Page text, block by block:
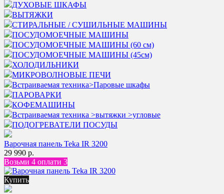
ДУХОВЫЕ ШКАФЫ
ВЫТЯЖКИ
СТИРАЛЬНЫЕ / СУШИЛЬНЫЕ МАШИНЫ
ПОСУДОМОЕЧНЫЕ МАШИНЫ
ПОСУДОМОЕЧНЫЕ МАШИНЫ (60 см)
ПОСУДОМОЕЧНЫЕ МАШИНЫ (45см)
ХОЛОДИЛЬНИКИ
МИКРОВОЛНОВЫЕ ПЕЧИ
Встраиваемая техника>Паровые шкафы
ПАРОВАРКИ
КОФЕМАШИНЫ
Встраиваемая техника >вытяжки >угловые
ПОДОГРЕВАТЕЛИ ПОСУДЫ
Варочная панель Teka IR 3200
29 990 р.
Возьми 4 оплати 3
Купить